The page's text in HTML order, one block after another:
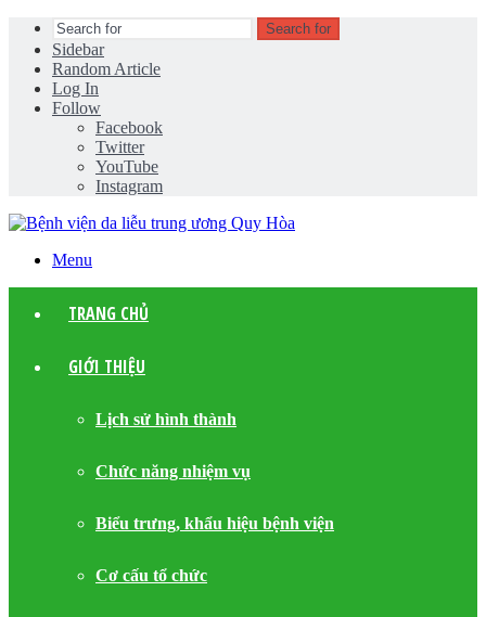
Search for
Sidebar
Random Article
Log In
Follow
Facebook
Twitter
YouTube
Instagram
Menu
TRANG CHỦ
GIỚI THIỆU
Lịch sử hình thành
Chức năng nhiệm vụ
Biểu trưng, khẩu hiệu bệnh viện
Cơ cấu tổ chức